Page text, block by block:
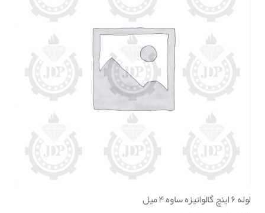
لوله ۶ اینچ گالوانیزه ساوه ۴ میل